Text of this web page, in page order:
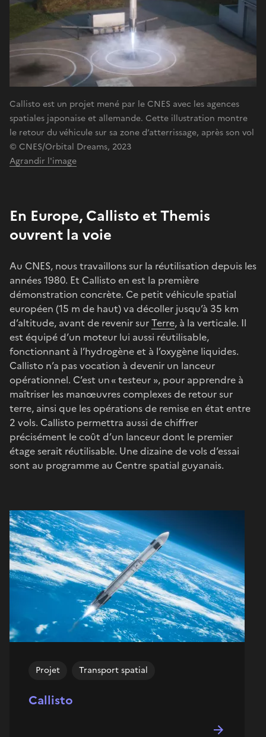
Callisto est un projet mené par le CNES avec les agences
spatiales japonaise et allemande. Cette illustration montre
le retour du véhicule sur sa zone d’atterrissage, après son vol
© CNES/Orbital Dreams, 2023
Agrandir l'image
En Europe, Callisto et Themis
ouvrent la voie
Au CNES, nous travaillons sur la réutilisation depuis les
années 1980. Et Callisto en est la première
démonstration concrète. Ce petit véhicule spatial
européen (15 m de haut) va décoller jusqu’à 35 km
d’altitude, avant de revenir surTerre, à la verticale. Il
est équipé d’un moteur lui aussi réutilisable,
fonctionnant à l’hydrogène et à l’oxygène liquides.
Callisto n’a pas vocation à devenir un lanceur
opérationnel. C’est un « testeur », pour apprendre à
maîtriser les manœuvres complexes de retour sur
terre, ainsi que les opérations de remise en état entre
2 vols. Callisto permettra aussi de chiffrer
précisément le coût d’un lanceur dont le premier
étage serait réutilisable. Une dizaine de vols d’essai
sont au programme au Centre spatial guyanais.
Callisto
Projet Transport spatial